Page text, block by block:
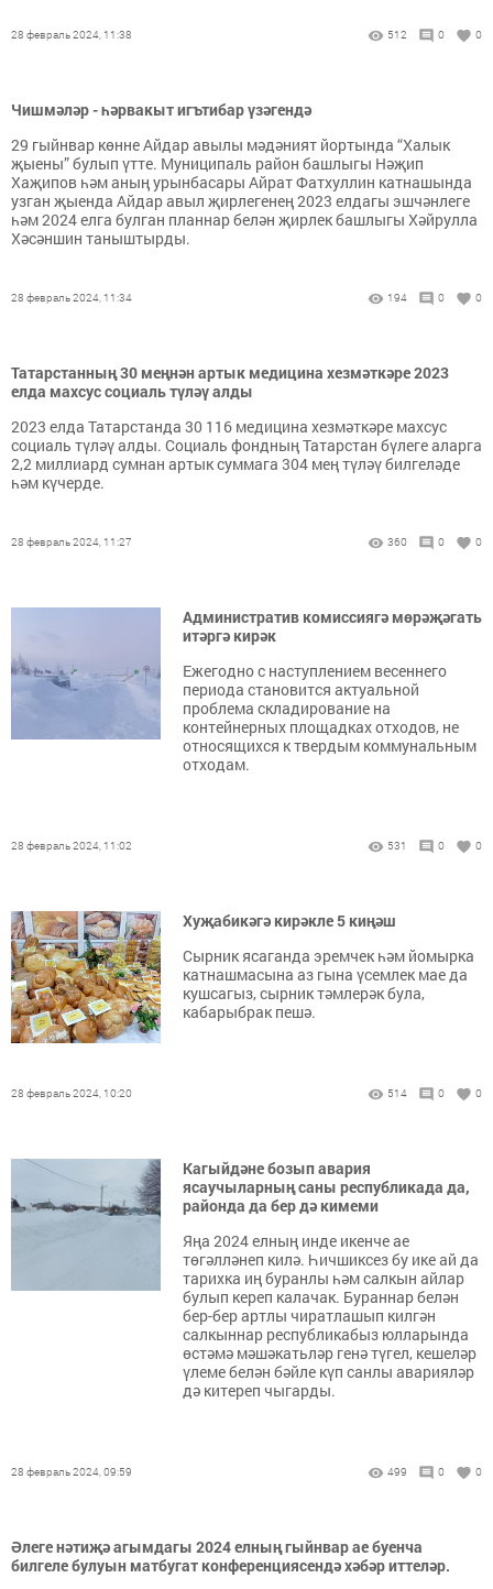
28 февраль 2024, 11:38 512 0 0
Чишмәләр - һәрвакыт игътибар үзәгендә
29 гыйнвар көнне Айдар авылы мәдәният йортында “Халык
җыены” булып үтте. Муниципаль район башлыгы Нәҗип
Хаҗипов һәм аның урынбасары Айрат Фатхуллин катнашында
узган җыенда Айдар авыл җирлегенең 2023 елдагы эшчәнлеге
һәм 2024 елга булган планнар белән җирлек башлыгы Хәйрулла
Хәсәншин таныштырды.
28 февраль 2024, 11:34 194 0 0
Татарстанның 30 меңнән артык медицина хезмәткәре 2023
елда махсус социаль түләү алды
2023 елда Татарстанда 30 116 медицина хезмәткәре махсус
социаль түләү алды. Социаль фондның Татарстан бүлеге аларга
2,2 миллиард сумнан артык суммага 304 мең түләү билгеләде
һәм күчерде.
28 февраль 2024, 11:27 360 0 0
Административ комиссиягә мөрәҗәгать
итәргә кирәк
Ежегодно с наступлением весеннего
периода становится актуальной
проблема складирование на
контейнерных площадках отходов, не
относящихся к твердым коммунальным
отходам.
28 февраль 2024, 11:02 531 0 0
Хуҗабикәгә кирәкле 5 киңәш
Сырник ясаганда эремчек һәм йомырка
катнашмасына аз гына үсемлек мае да
кушсагыз, сырник тәмлерәк була,
кабарыбрак пешә.
28 февраль 2024, 10:20 514 0 0
Кагыйдәне бозып авария
ясаучыларның саны республикада да,
районда да бер дә кимеми
Яңа 2024 елның инде икенче ае
төгәлләнеп килә. Һичшиксез бу ике ай да
тарихка иң буранлы һәм салкын айлар
булып кереп калачак. Бураннар белән
бер-бер артлы чиратлашып килгән
салкыннар республикабыз юлларында
өстәмә мәшәкатьләр генә түгел, кешеләр
үлеме белән бәйле күп санлы аварияләр
дә китереп чыгарды.
28 февраль 2024, 09:59 499 0 0
Әлеге нәтиҗә агымдагы 2024 елның гыйнвар ае буенча
билгеле булуын матбугат конференциясендә хәбәр иттеләр.